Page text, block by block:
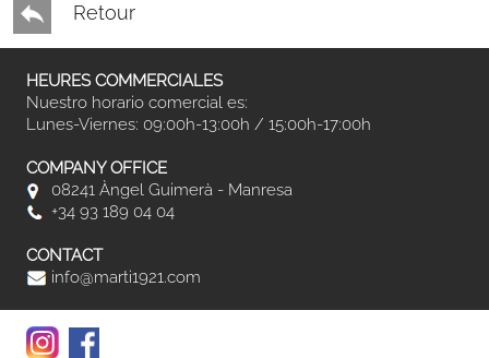
Retour
HEURES COMMERCIALES
Nuestro horario comercial es:
Lunes-Viernes: 09:00h-13:00h / 15:00h-17:00h
COMPANY OFFICE
08241 Àngel Guimerà - Manresa
+34 93 189 04 04
CONTACT
info@marti1921.com